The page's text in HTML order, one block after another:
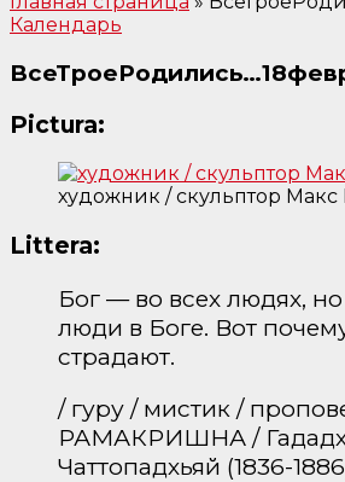
Календарь
Pictura:
художник / скульптор
Littera:
Бог — во всех людях,
люди в Боге. Вот
страдают.
/ гуру / мистик /
РАМАКРИШНА /
Чаттопадхьяй (1836-